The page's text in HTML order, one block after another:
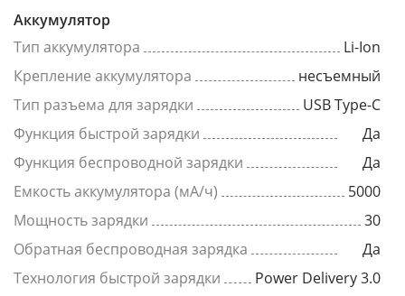
Аккумулятор
Тип аккумулятора
Li-Ion
Крепление аккумулятора
несъемный
Тип разъема для зарядки
USB Type-C
Функция быстрой зарядки
Да
Функция беспроводной зарядки
Да
Емкость аккумулятора (мА/ч)
5000
Мощность зарядки
30
Обратная беспроводная зарядка
Да
Технология быстрой зарядки
Power Delivery 3.0